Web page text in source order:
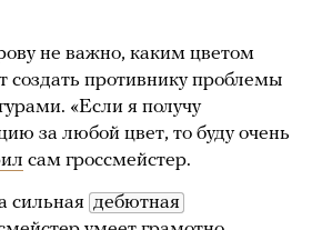
не важно, каким цветом
создать противнику проблемы
«Если я получу
за любой цвет, то буду очень
сам гроссмейстер.
сильная дебютная